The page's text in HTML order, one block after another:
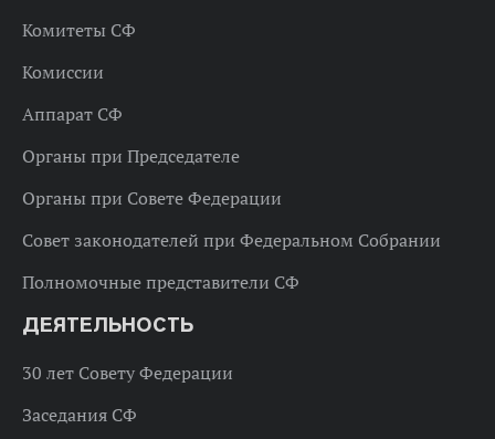
Комитеты СФ
Комиссии
Аппарат СФ
Органы при Председателе
Органы при Совете Федерации
Совет законодателей при Федеральном Собрании
Полномочные представители СФ
ДЕЯТЕЛЬНОСТЬ
30 лет Совету Федерации
Заседания СФ